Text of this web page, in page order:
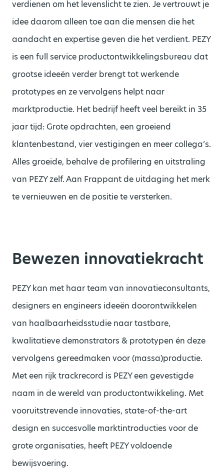
verdienen om het levenslicht te zien. Je vertrouwt je
idee daarom alleen toe aan die mensen die het
aandacht en expertise geven die het verdient. PEZY
is een full service productontwikkelingsbureau dat
grootse ideeën verder brengt tot werkende
prototypes en ze vervolgens helpt naar
marktproductie. Het bedrijf heeft veel bereikt in 35
jaar tijd: Grote opdrachten, een groeiend
klantenbestand, vier vestigingen en meer collega’s.
Alles groeide, behalve de profilering en uitstraling
van PEZY zelf. Aan Frappant de uitdaging het merk
te vernieuwen en de positie te versterken.
Bewezen innovatiekracht
PEZY kan met haar team van innovatieconsultants,
designers en engineers ideeën doorontwikkelen
van haalbaarheidsstudie naar tastbare,
kwalitatieve demonstrators & prototypen én deze
vervolgens gereedmaken voor (massa)productie.
Met een rijk trackrecord is PEZY een gevestigde
naam in de wereld van productontwikkeling. Met
vooruitstrevende innovaties, state-of-the-art
design en succesvolle marktintroducties voor de
grote organisaties, heeft PEZY voldoende
bewijsvoering.